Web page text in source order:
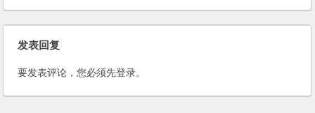
发表回复
要发表评论，您必须先登录。